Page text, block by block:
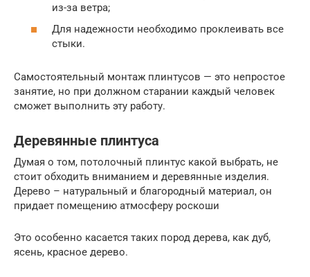
из-за ветра;
Для надежности необходимо проклеивать все
стыки.
Самостоятельный монтаж плинтусов — это непростое
занятие, но при должном старании каждый человек
сможет выполнить эту работу.
Деревянные плинтуса
Думая о том, потолочный плинтус какой выбрать, не
стоит обходить вниманием и деревянные изделия.
Дерево – натуральный и благородный материал, он
придает помещению атмосферу роскоши
Это особенно касается таких пород дерева, как дуб,
ясень, красное дерево.